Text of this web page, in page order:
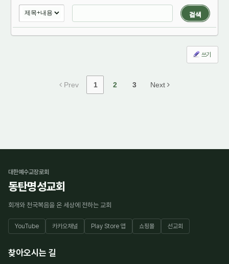
검색
쓰기
Prev 1 2 3 Next
대한예수교장로회
동탄명성교회
회개와 천국복음을 온 세상에 전하는 교회
YouTube 카카오채널 Play Store 앱 쇼핑몰 선교회
찾아오시는 길